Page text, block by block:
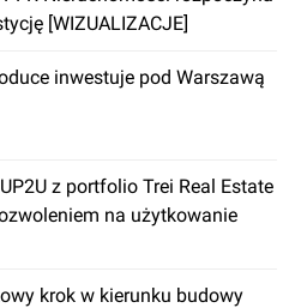
[WIZUALIZACJE]
inwestuje pod Warszawą
z portfolio Trei Real Estate
na użytkowanie
krok w kierunku budowy